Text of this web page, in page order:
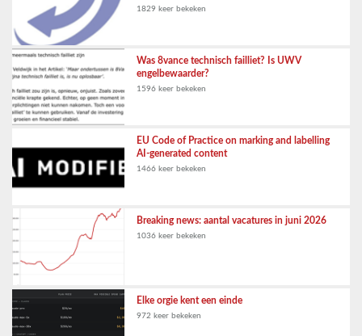
1829 keer bekeken
Was 8vance technisch failliet? Is UWV
engelbewaarder?
1596 keer bekeken
EU Code of Practice on marking and labelling
AI-generated content
1466 keer bekeken
Breaking news: aantal vacatures in juni 2026
1036 keer bekeken
Elke orgie kent een einde
972 keer bekeken